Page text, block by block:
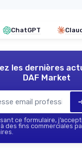
ChatGPT
les dernières
DAF Market
ce formulaire,
des fins commerciales